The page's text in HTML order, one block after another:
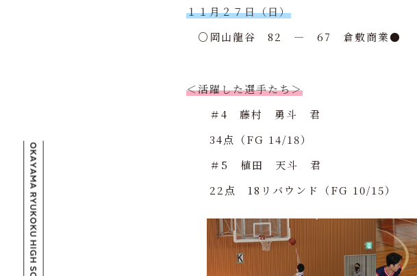
１１月２７日（日）
○岡山龍谷 82 ― 67 倉敷商業●
＜活躍した選手たち＞
＃4 藤村 勇斗 君
34点（FG 14/18）
＃5 植田 天斗 君
22点 18リバウンド（FG 10/15）